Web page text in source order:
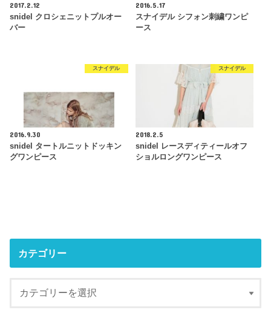
2017.2.12
snidel クロシェニットプルオー
バー
2016.5.17
スナイデル シフォン刺繍ワンピ
ース
スナイデル
2016.9.30
snidel タートルニットドッキン
グワンピース
スナイデル
2018.2.5
snidel レースディティールオフ
ショルロングワンピース
カテゴリー